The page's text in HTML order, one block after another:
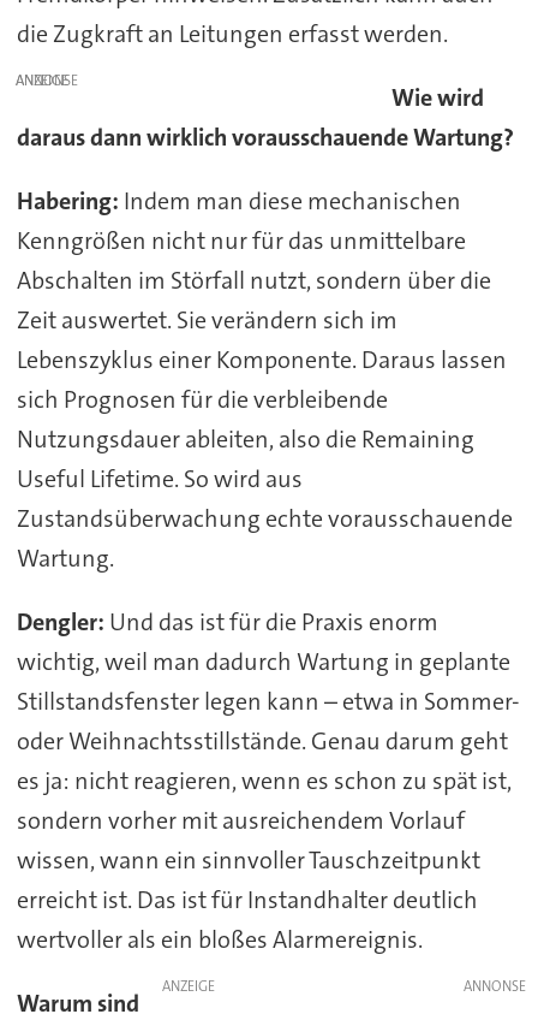
die Zugkraft an Leitungen erfasst werden.
ANZEIGE
Wie wird
daraus dann wirklich vorausschauende Wartung?
Habering: Indem man diese mechanischen
Kenngrößen nicht nur für das unmittelbare
Abschalten im Störfall nutzt, sondern über die
Zeit auswertet. Sie verändern sich im
Lebenszyklus einer Komponente. Daraus lassen
sich Prognosen für die verbleibende
Nutzungsdauer ableiten, also die Remaining
Useful Lifetime. So wird aus
Zustandsüberwachung echte vorausschauende
Wartung.
Dengler: Und das ist für die Praxis enorm
wichtig, weil man dadurch Wartung in geplante
Stillstandsfenster legen kann – etwa in Sommer-
oder Weihnachtsstillstände. Genau darum geht
es ja: nicht reagieren, wenn es schon zu spät ist,
sondern vorher mit ausreichendem Vorlauf
wissen, wann ein sinnvoller Tauschzeitpunkt
erreicht ist. Das ist für Instandhalter deutlich
wertvoller als ein bloßes Alarmereignis.
ANZEIGE
Warum sind